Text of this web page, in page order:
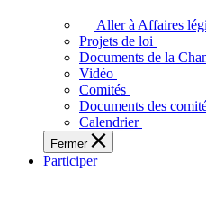
adopte
touchent
des
Ontariennes
et
Aller à Affaires
Projets de loi
Documents de la
Vidéo
Comités
Documents des
Calendrier
Fermer
Participer